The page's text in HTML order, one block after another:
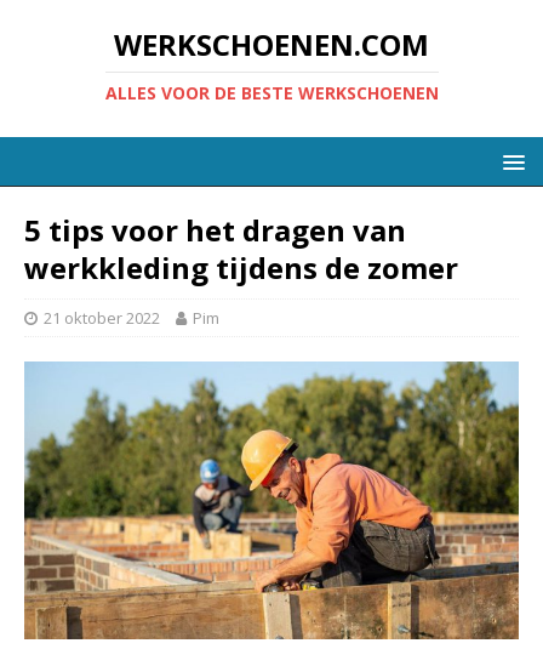
WERKSCHOENEN.COM
ALLES VOOR DE BESTE WERKSCHOENEN
5 tips voor het dragen van
werkkleding tijdens de zomer
21 oktober 2022 Pim